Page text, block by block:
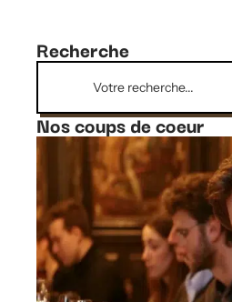
Recherche
Nos coups de coeur